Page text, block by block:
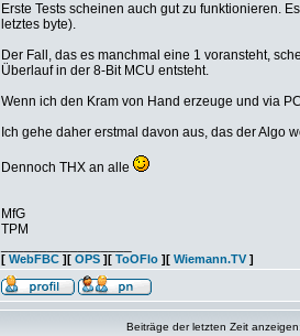
Erste Tests scheinen auch gut zu funktionieren.
letztes byte).
Der Fall, das es manchmal eine 1 voransteht,
Überlauf in der 8-Bit MCU entsteht.
Wenn ich den Kram von Hand erzeuge und via
Ich gehe daher erstmal davon aus, das der Algo
Dennoch THX an alle
MfG
TPM
[ WebFBC ][ OPS ][ ToOFlo ][ Wiemann.TV ]
Beiträge der letzten Zeit